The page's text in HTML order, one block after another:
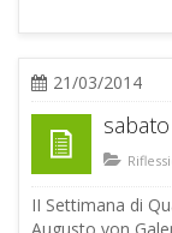
21/03/2014
II Settimana di